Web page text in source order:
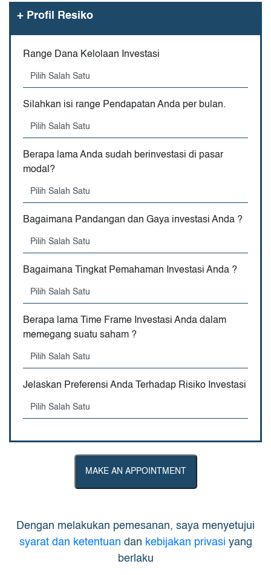
+ Profil Resiko
Range Dana Kelolaan Investasi
Silahkan isi range Pendapatan Anda per bulan.
Berapa lama Anda sudah berinvestasi di pasar
modal?
Bagaimana Pandangan dan Gaya investasi Anda ?
Bagaimana Tingkat Pemahaman Investasi Anda ?
Berapa lama Time Frame Investasi Anda dalam
memegang suatu saham ?
Jelaskan Preferensi Anda Terhadap Risiko Investasi
MAKE AN APPOINTMENT
Dengan melakukan pemesanan, saya menyetujui
syarat dan ketentuan dan kebijakan privasi yang
berlaku